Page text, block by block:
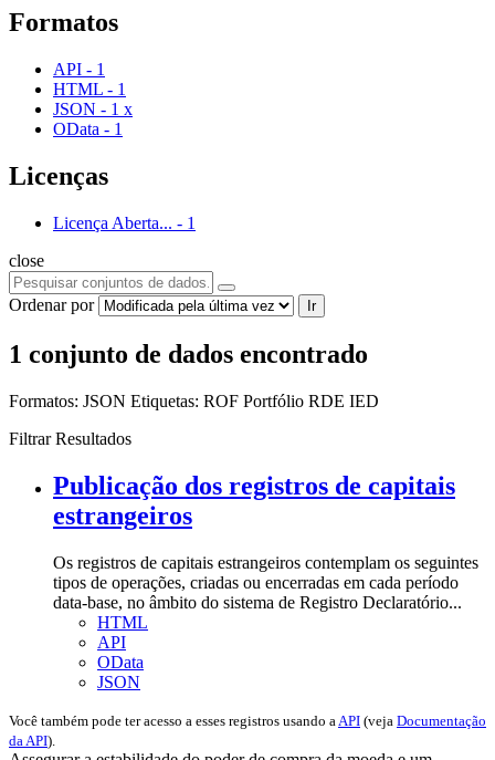
Formatos
API - 1
HTML - 1
JSON - 1 x
OData - 1
Licenças
Licença Aberta... - 1
close
Ordenar por Ir
1 conjunto de dados encontrado
Formatos: JSON Etiquetas: ROF Portfólio RDE IED
Filtrar Resultados
Publicação dos registros de capitais
estrangeiros
Os registros de capitais estrangeiros contemplam os seguintes
tipos de operações, criadas ou encerradas em cada período
data-base, no âmbito do sistema de Registro Declaratório...
HTML
API
OData
JSON
Você também pode ter acesso a esses registros usando a API (veja Documentação
da API).